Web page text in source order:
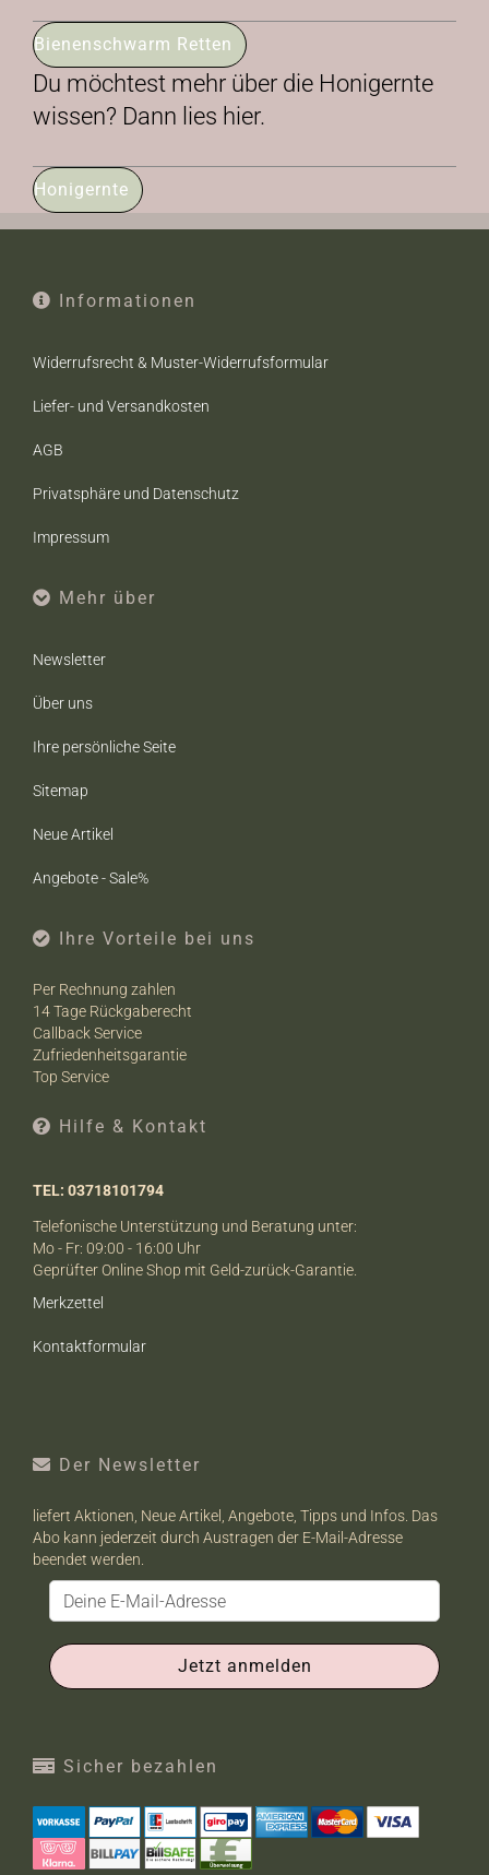
Bienenschwarm Retten
Du möchtest mehr über die Honigernte
wissen? Dann lies hier.
Honigernte
Informationen
Widerrufsrecht & Muster-Widerrufsformular
Liefer- und Versandkosten
AGB
Privatsphäre und Datenschutz
Impressum
Mehr über
Newsletter
Über uns
Ihre persönliche Seite
Sitemap
Neue Artikel
Angebote - Sale%
Ihre Vorteile bei uns
Per Rechnung zahlen
14 Tage Rückgaberecht
Callback Service
Zufriedenheitsgarantie
Top Service
Hilfe & Kontakt
TEL: 03718101794
Telefonische Unterstützung und Beratung unter:
Mo - Fr: 09:00 - 16:00 Uhr
Geprüfter Online Shop mit Geld-zurück-Garantie.
Merkzettel
Kontaktformular
Der Newsletter
liefert Aktionen, Neue Artikel, Angebote, Tipps und Infos. Das
Abo kann jederzeit durch Austragen der E-Mail-Adresse
beendet werden.
Sicher bezahlen